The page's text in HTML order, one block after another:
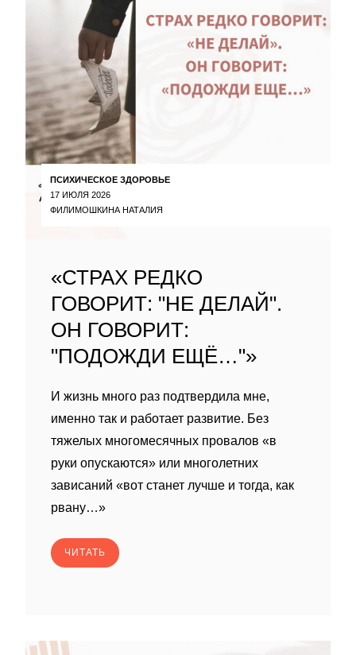
ПСИХИЧЕСКОЕ ЗДОРОВЬЕ
17 ИЮЛЯ 2026
ФИЛИМОШКИНА НАТАЛИЯ
«СТРАХ РЕДКО
ГОВОРИТ: "НЕ ДЕЛАЙ".
ОН ГОВОРИТ:
"ПОДОЖДИ ЕЩЁ…"»
И жизнь много раз подтвердила мне,
именно так и работает развитие. Без
тяжелых многомесячных провалов «в
руки опускаются» или многолетних
зависаний «вот станет лучше и тогда, как
рвану…»
ЧИТАТЬ